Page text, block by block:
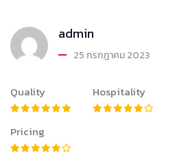
admin
25 กรกฎาคม 2023
Quality Hospitality
Pricing